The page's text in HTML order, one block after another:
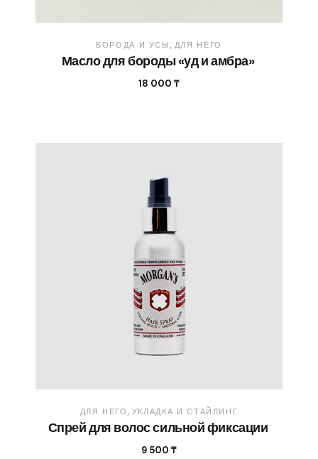
БОРОДА И УСЫ ДЛЯ НЕГО
Масло для бороды «уд и амбра»
18 000₸
ДЛЯ НЕГО УКЛАДКА И СТАЙЛИНГ
Спрей для волос сильной фиксации
9 500₸